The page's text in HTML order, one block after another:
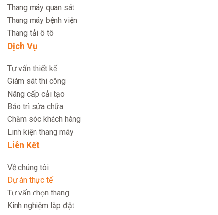
Thang máy quan sát
Thang máy bệnh viện
Thang tải ô tô
Dịch Vụ
Tư vấn thiết kế
Giám sát thi công
Nâng cấp cải tạo
Bảo trì sửa chữa
Chăm sóc khách hàng
Linh kiện thang máy
Liên Kết
Về chúng tôi
Dự án thực tế
Tư vấn chọn thang
Kinh nghiệm lắp đặt